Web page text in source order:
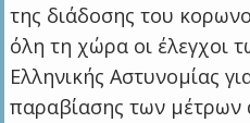
της διάδοσης του
όλη τη χώρα οι έλεγχοι
Ελληνικής Αστυνομίας
παραβίασης των μέτρων